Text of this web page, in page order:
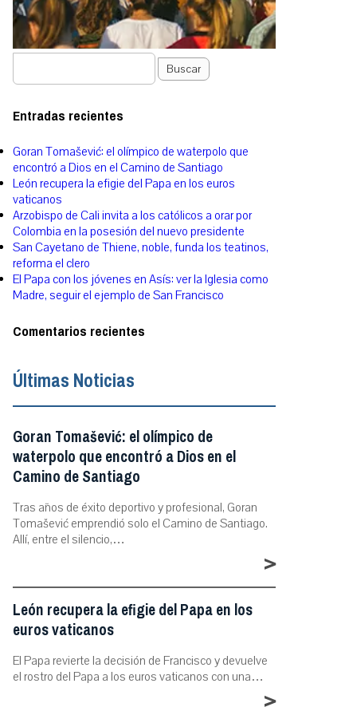
Buscar
Entradas recientes
Goran Tomašević: el olímpico de waterpolo que
encontró a Dios en el Camino de Santiago
León recupera la efigie del Papa en los euros
vaticanos
Arzobispo de Cali invita a los católicos a orar por
Colombia en la posesión del nuevo presidente
San Cayetano de Thiene, noble, funda los teatinos,
reforma el clero
El Papa con los jóvenes en Asís: ver la Iglesia como
Madre, seguir el ejemplo de San Francisco
Comentarios recientes
Últimas Noticias
Goran Tomašević: el olímpico de
waterpolo que encontró a Dios en el
Camino de Santiago
Tras años de éxito deportivo y profesional, Goran
Tomašević emprendió solo el Camino de Santiago.
Allí, entre el silencio,…
>
León recupera la efigie del Papa en los
euros vaticanos
El Papa revierte la decisión de Francisco y devuelve
el rostro del Papa a los euros vaticanos con una…
>